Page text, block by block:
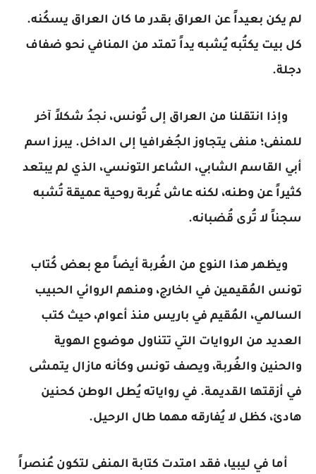
لم يكن بعيداً عن العراق بقدر ما كان العراق يسكُنه.
كل بيت يكتُبه يُشبه يداً تمتد من المنافي نحو ضفاف
دجلة.
وإذا انتقلنا من العراق إلى تُونس، نجدُ شكلاً آخر
للمنفى؛ منفى يتجاوز الجُغرافيا إلى الداخل. يبرز اسم
أبي القاسم الشابي، الشاعر التونسي، الذي لم يبتعد
كثيراً عن وطنه، لكنه عاش غُربة روحية عميقة تُشبه
سجناً لا تُرى قُضبانه.
ويظهر هذا النوع من الغُربة أيضاً مع بعض كُتاب
تونس المُقيمين في الخارج، ومنهم الروائي الحبيب
السالمي، المُقيم في باريس منذ أعوام، حيث كتب
العديد من الروايات التي تتناول موضوع الهوية
والحنين والغُربة، ويصف تونس وكأنه مازال يتمشى
في أزقتها القديمة. في رواياته يُطل الوطن كحنين
هادئ، كظل لا يُفارقه مهما طال الرحيل.
أما في ليبيا، فقد امتدت كتابة المنفى لتكون عُنصراً